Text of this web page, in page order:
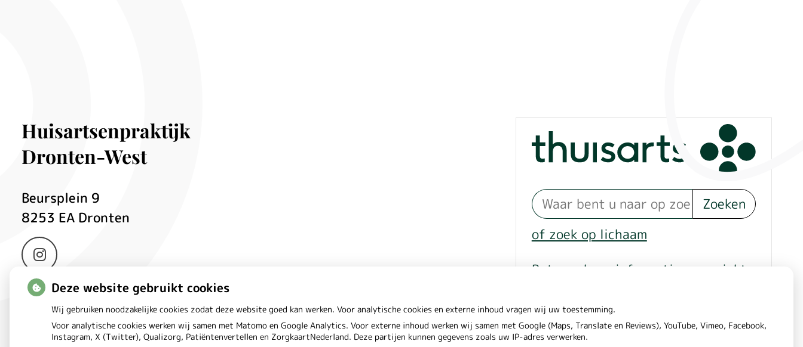
kabinet
Huisartsenpraktijk
Dronten-West
Beursplein 9
8253 EA Dronten
Bezoek
onze
Instagram
pagina
Zoeken
of zoek op lichaam
Betrouwbare informatie over ziekte
Deze website gebruikt cookies
Wij gebruiken noodzakelijke cookies zodat deze website goed kan werken. Voor analytische cookies en externe inhoud vragen wij uw toestemming.
Voor analytische cookies werken wij samen met Matomo en Google Analytics. Voor externe inhoud werken wij samen met Google (Maps, Translate en Reviews), YouTube, Vimeo, Facebook,
Instagram, X (Twitter), Qualizorg, Patiëntenvertellen en ZorgkaartNederland. Deze partijen kunnen gegevens zoals uw IP-adres verwerken.